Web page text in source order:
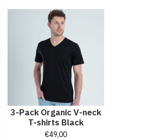
3-Pack Organic V-neck
T-shirts Black
€49,00